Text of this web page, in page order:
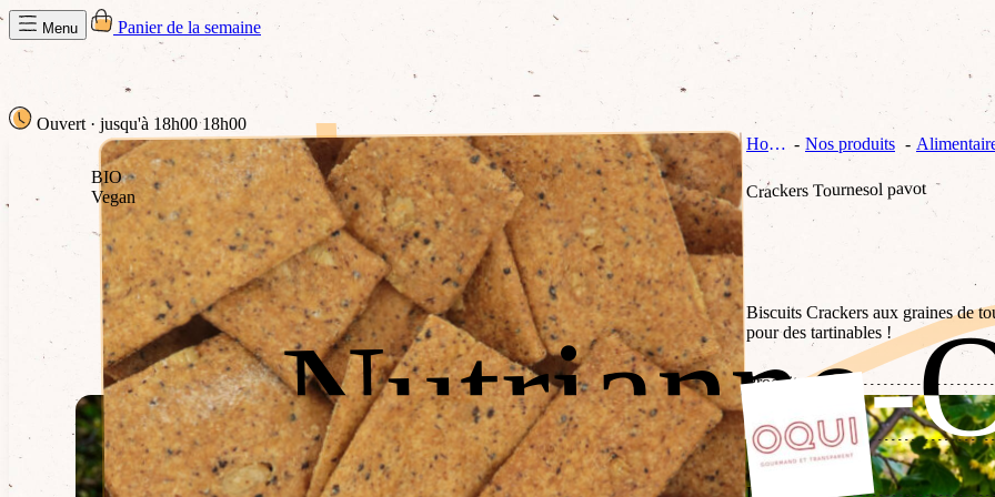
Menu Panier de la semaine
Ouvert · jusqu'à 18h00 18h00
BIO
Vegan
Home Nos produits
Crackers Tournesol pavot
Biscuits Crackers aux graines de
pour des tartinables !
Produit par
Fabrication
Labels
Nutrianne-
Nutrianne-